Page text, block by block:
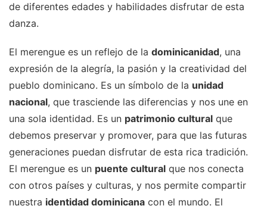
de diferentes edades y habilidades disfrutar de esta
danza.
El merengue es un reflejo de la dominicanidad, una
expresión de la alegría, la pasión y la creatividad del
pueblo dominicano. Es un símbolo de la unidad
nacional, que trasciende las diferencias y nos une en
una sola identidad. Es un patrimonio cultural que
debemos preservar y promover, para que las futuras
generaciones puedan disfrutar de esta rica tradición.
El merengue es un puente cultural que nos conecta
con otros países y culturas, y nos permite compartir
nuestra identidad dominicana con el mundo. El